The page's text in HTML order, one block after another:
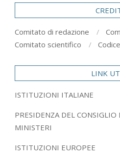
Comitato di redazione
Comitato scientifico
LINK
ISTITUZIONI ITALIANE
PRESIDENZA DEL
MINISTERI
ISTITUZIONI EUROPEE